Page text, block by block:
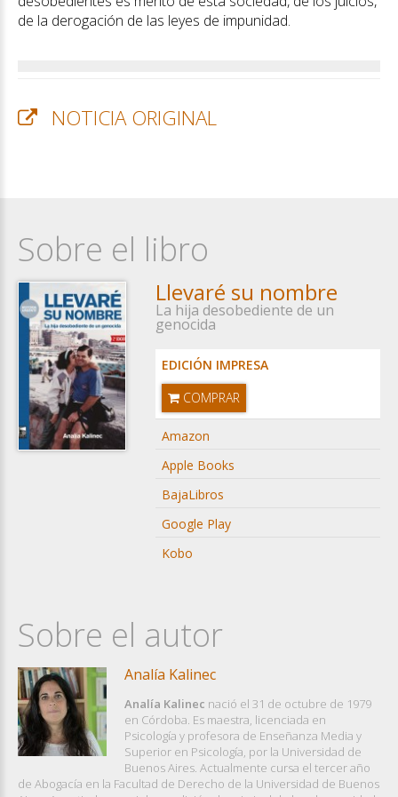
de la derogación de las leyes de impunidad.
NOTICIA ORIGINAL
Sobre el libro
Llevaré su nombre
La hija desobediente de un
genocida
EDICIÓN IMPRESA
COMPRAR
Amazon
Apple Books
BajaLibros
Google Play
Kobo
Sobre el autor
Analía Kalinec
Analía Kalinec nació el 31 de octubre de 1979
en Córdoba. Es maestra, licenciada en
Psicología y profesora de Enseñanza Media y
Superior en Psicología, por la Universidad de
Buenos Aires. Actualmente cursa el tercer año
de Abogacía en la Facultad de Derecho de la Universidad de Buenos